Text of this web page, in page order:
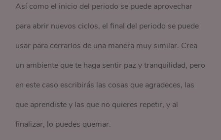
Así como el inicio del periodo se puede aprovechar
para abrir nuevos ciclos, el final del periodo se puede
usar para cerrarlos de una manera muy similar. Crea
un ambiente que te haga sentir paz y tranquilidad, pero
en este caso escribirás las cosas que agradeces, las
que aprendiste y las que no quieres repetir, y al
finalizar, lo puedes quemar.